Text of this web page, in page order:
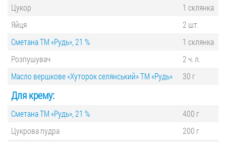
Цукор
1 склянка
Яйця
2 шт.
Сметана ТМ «Рудь», 21 %
1 склянка
Розпушувач
2 ч. л.
Масло вершкове «Хуторок селянський» ТМ «Рудь»
30 г
Для крему:
Сметана ТМ «Рудь», 21 %
400 г
Цукрова пудра
200 г